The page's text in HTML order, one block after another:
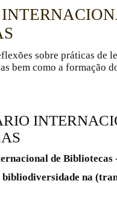
sobre práticas de
bem como a formação
de Bibliotecas
bibliodiversidade na